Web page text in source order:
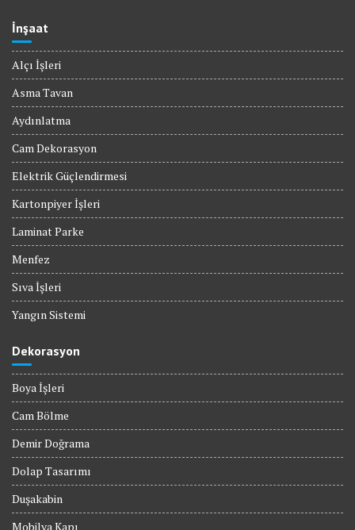
İnşaat
Alçı İşleri
Asma Tavan
Aydınlatma
Cam Dekorasyon
Elektrik Güçlendirmesi
Kartonpiyer İşleri
Laminat Parke
Menfez
Sıva İşleri
Yangın Sistemi
Dekorasyon
Boya İşleri
Cam Bölme
Demir Doğrama
Dolap Tasarımı
Duşakabin
Mobilya Kapı